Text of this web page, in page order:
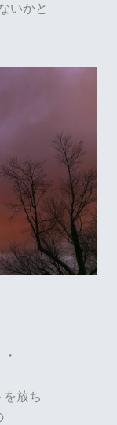
いかと
放ち